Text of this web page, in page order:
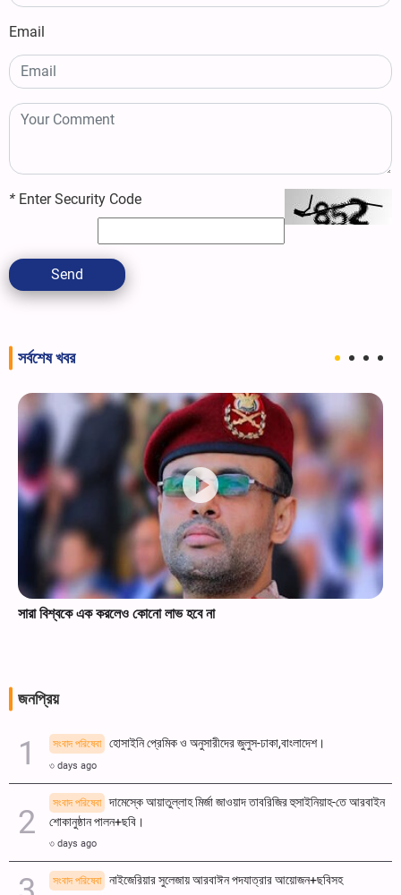
Email
* Enter Security Code
Send
সর্বশেষ খবর
সারা বিশ্বকে এক করলেও কোনো লাভ হবে না
জনপ্রিয়
সংবাদ পরিষেবা হোসাইনি প্রেমিক ও অনুসারীদের জুলুস-ঢাকা,বাংলাদেশ।
৩ days ago
সংবাদ পরিষেবা
দামেস্কে আয়াতুল্লাহ মির্জা জাওয়াদ তাবরিজির হুসাইনিয়াহ-তে আরবাইন
শোকানুষ্ঠান পালন+ছবি।
৩ days ago
সংবাদ পরিষেবা নাইজেরিয়ার সুলেজায় আরবাঈন পদযাত্রার আয়োজন+ছবিসহ